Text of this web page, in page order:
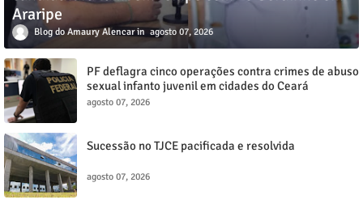
Araripe
Blog do Amaury Alencar agosto 07, 2026
PF deflagra cinco operações contra crimes de abuso
sexual infanto juvenil em cidades do Ceará
agosto 07, 2026
Sucessão no TJCE pacificada e resolvida
agosto 07, 2026